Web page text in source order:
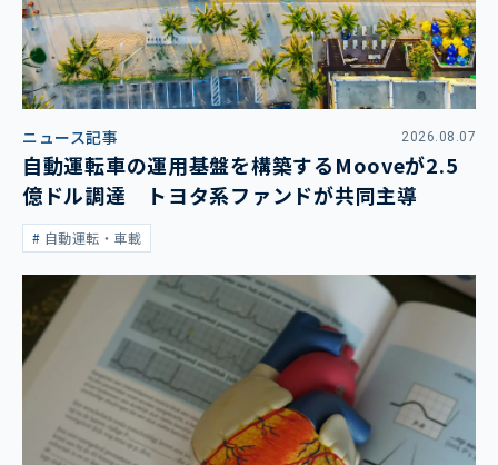
ニュース記事 2026.08.07
自動運転車の運用基盤を構築するMooveが2.5
億ドル調達 トヨタ系ファンドが共同主導
自動運転・車載